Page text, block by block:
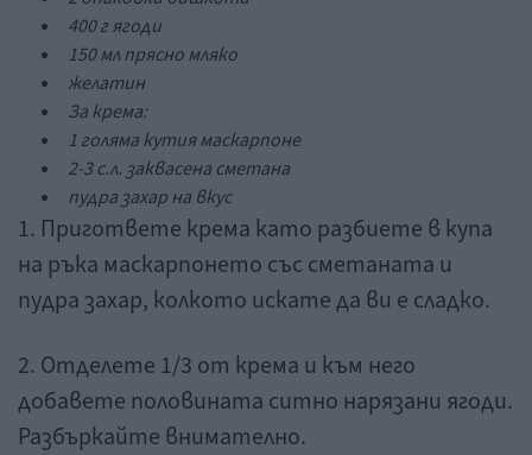
400 г ягоди
150 мл прясно мляко
желатин
За крема:
1 голяма кутия маскарпоне
2-3 с.л. заквасена сметана
пудра захар на вкус
1. Пригответе крема като разбиете в купа
на ръка маскарпонето със сметаната и
пудра захар, колкото искате да ви е сладко.
2. Отделете 1/3 от крема и към него
добавете половината ситно нарязани ягоди.
Разбъркайте внимателно.